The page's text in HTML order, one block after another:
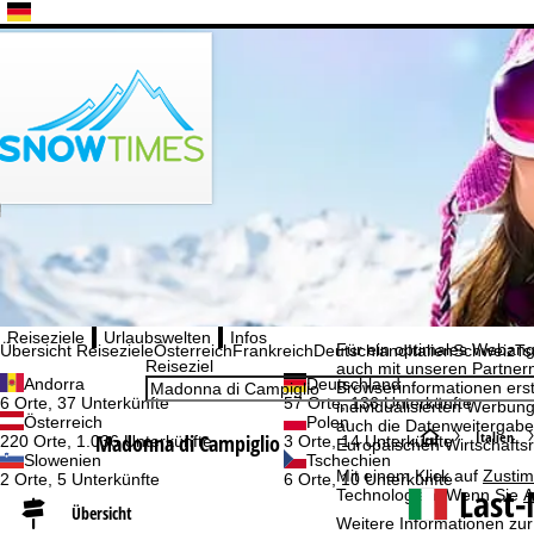
Cookie-Hinweis
Für ein optimales
auch mit unseren
Browserinformationen
individualisierten
auch die
Europäischen
Mit einem Klick auf
Technologien. Wenn Sie
Weitere Informationen
Bitte wählen Sie Ihre Sprache aus
Reiseziele
Übersicht ReisezieleÖsterreichFrankreichDeutschlandItalienSchweiz
Andorra
6 Orte, 37 Unterkünfte
Deutschland
57 Orte, 136 Unterkünfte
Österreich
220 Orte, 1.036 Unterkünfte
Polen
3 Orte, 14 Unterkünfte
Slowenien
2 Orte, 5 Unterkünfte
Tschechien
6 Orte, 10 Unterkünfte
Urlaubswelten
Infos
Reiseziel
Madonna di Campiglio
Übersicht
S
t
Italien